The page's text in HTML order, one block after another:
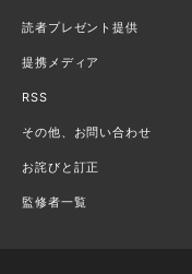
読者プレゼント提供
提携メディア
RSS
その他、お問い合わせ
お詫びと訂正
監修者一覧